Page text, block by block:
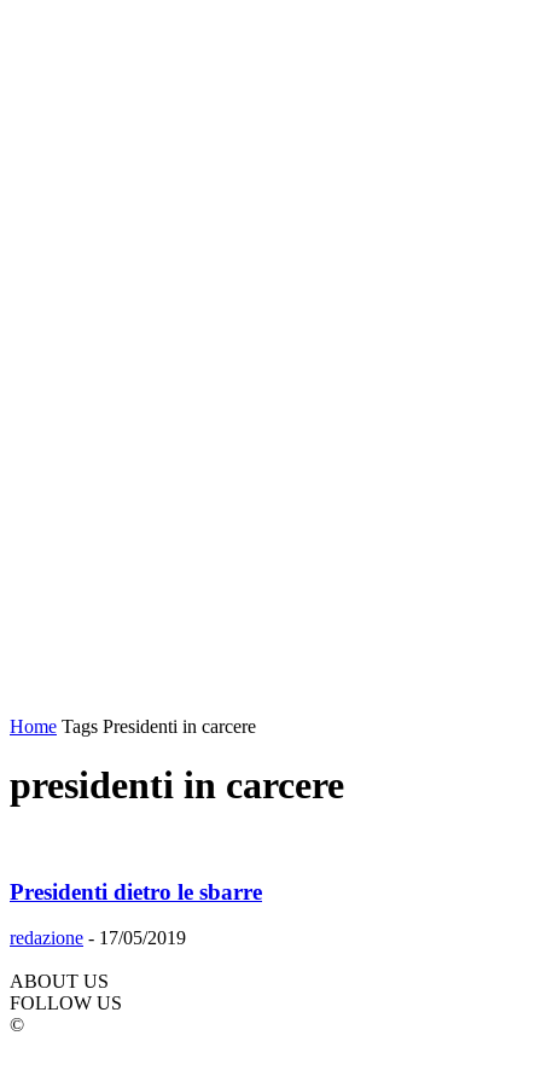
Home Tags Presidenti in carcere
presidenti in carcere
Presidenti dietro le sbarre
redazione - 17/05/2019
ABOUT US
FOLLOW US
©